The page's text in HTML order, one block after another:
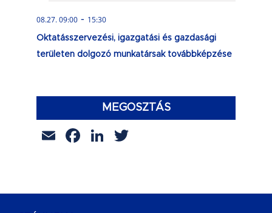
08.27. 09:00 - 15:30
Oktatásszervezési, igazgatási és gazdasági
területen dolgozó munkatársak továbbképzése
MEGOSZTÁS
EmailFacebook
LinkedIn